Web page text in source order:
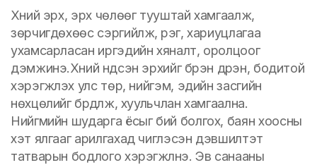
Хүний эрх, эрх чөлөөг тууштай хамгаалж,
зөрчигдөхөөс сэргийлж, үүрэг, хариуцлагаа
ухамсарласан иргэдийн хяналт, оролцоог
дэмжинэ.Хүний үндсэн эрхийг бүрэн дүүрэн, бодитой
хэрэгжүүлэх улс төр, нийгэм, эдийн засгийн
нөхцөлийг бүрдүүлж, хуульчлан хамгаална.
Нийгмийн шударга ёсыг бий болгох, баян хоосны
хэт ялгааг арилгахад чиглэсэн дэвшилтэт
татварын бодлого хэрэгжүүлнэ. Эв санааны